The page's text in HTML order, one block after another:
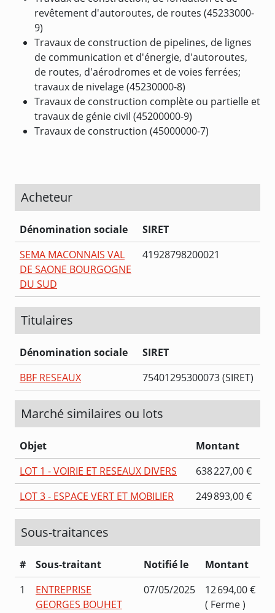
revêtement d'autoroutes, de routes (45233000-
9)
Travaux de construction de pipelines, de lignes
de communication et d'énergie, d'autoroutes,
de routes, d'aérodromes et de voies ferrées;
travaux de nivelage (45230000-8)
Travaux de construction complète ou partielle et
travaux de génie civil (45200000-9)
Travaux de construction (45000000-7)
Acheteur
Dénomination sociale
SIRET
SEMA MACONNAIS VAL
DE SAONE BOURGOGNE
DU SUD
41928798200021
Titulaires
Dénomination sociale
SIRET
BBF RESEAUX
75401295300073 (SIRET)
Marché similaires ou lots
Objet
Montant
LOT 1 - VOIRIE ET RESEAUX DIVERS
638 227,00 €
LOT 3 - ESPACE VERT ET MOBILIER
249 893,00 €
Sous-traitances
# Sous-traitant Notifié le
Montant
1
ENTREPRISE
GEORGES BOUHET
07/05/2025
12 694,00 €
( Ferme )